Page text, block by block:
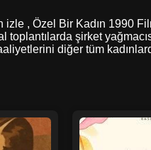
izle , Özel Bir Kadın 1990
şirket
diğer tüm